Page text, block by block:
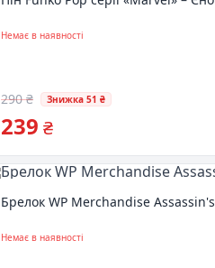
Немає в наявності
290 ₴ Знижка 51 ₴
239 ₴
Брелок WP Merchandise
Немає в наявності